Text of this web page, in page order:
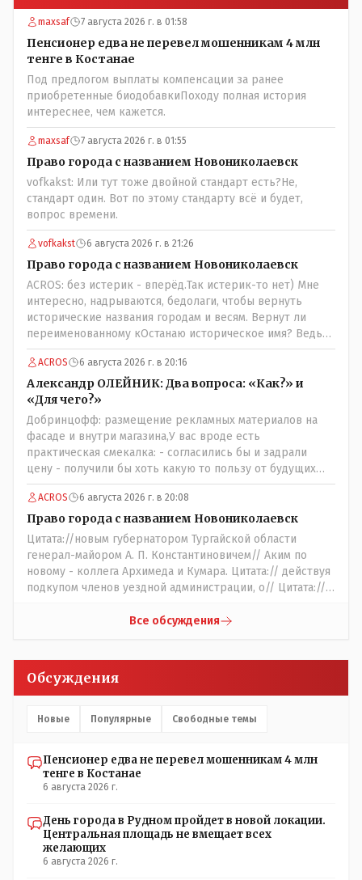
maxsaf 7 августа 2026 г. в 01:58
Пенсионер едва не перевел мошенникам 4 млн
тенге в Костанае
Под предлогом выплаты компенсации за ранее
приобретенные биодобавкиПоходу полная история
интереснее, чем кажется.
maxsaf 7 августа 2026 г. в 01:55
Право города с названием Новониколаевск
vofkakst: Или тут тоже двойной стандарт есть?Не,
стандарт один. Вот по этому стандарту всё и будет,
вопрос времени.
vofkakst 6 августа 2026 г. в 21:26
Право города с названием Новониколаевск
ACROS: без истерик - вперёд.Так истерик-то нет) Мне
интересно, надрываются, бедолаги, чтобы вернуть
исторические названия городам и весям. Вернут ли
переименованному кОстанаю историческое имя? Ведь
для этого же эти она.. ономасты существуют)) Или тут
тоже двойной стандарт есть?
ACROS 6 августа 2026 г. в 20:16
Александр ОЛЕЙНИК: Два вопроса: «Как?» и
«Для чего?»
Добринцофф: размещение рекламных материалов на
фасаде и внутри магазина,У вас вроде есть
практическая смекалка: - согласились бы и задрали
цену - получили бы хоть какую то пользу от будущих
депутатов, как говориться- с паршивой овцы хоть
шерсти клок, тем более эта тётенька платила бы не со
своего кармана, а с халявных, партийных денег.- думаю
сильно не торговалась бы.
ACROS 6 августа 2026 г. в 20:08
Право города с названием Новониколаевск
Цитата://новым губернатором Тургайской области
генерал-майором А. П. Константиновичем// Аким по
новому - коллега Архимеда и Кумара. Цитата:// действуя
подкупом членов уездной администрации, о// Цитата://
Интересно: - тогда был антикорруционный комитет ???
уездного начальника, старшего и младшего помощников
и двух письмоводителей, в уездном управлении
Имелись уездный и ветеринарный врачи, повивальная
города Константиновича в Костанае не назвали улицу и
не установили памятник.// vofkakst: Где ономасты,
Какие проблемы, почему кто то должен делать что то за
вас- - выдвинете идею, создайте инициативную группу,
напишите ходатайство в гор.маслихат и без истерик -
вперёд. Под лежачий камень- вода не потечёт. Насчёт
Все обсуждения
Обсуждения
Новые Популярные Свободные темы
Пенсионер едва не перевел мошенникам 4 млн
тенге в Костанае
6 августа 2026 г.
День города в Рудном пройдет в новой локации.
Центральная площадь не вмещает всех
желающих
6 августа 2026 г.